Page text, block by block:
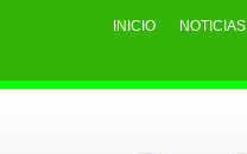
INICIO NOTICIAS